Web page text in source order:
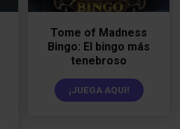
Tome of Madness
Bingo: El bingo más
tenebroso
¡JUEGA AQUI!